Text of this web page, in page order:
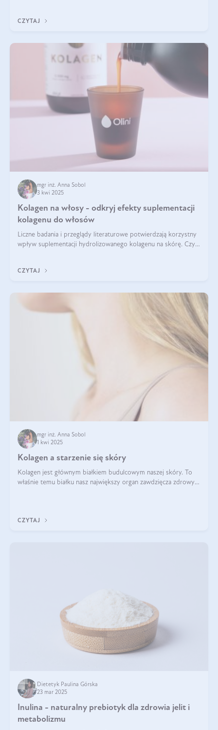
CZYTAJ
mgr inż. Anna Sobol
3 kwi 2025
Kolagen na włosy - odkryj efekty suplementacji
kolagenu do włosów
Liczne badania i przeglądy literaturowe potwierdzają korzystny
wpływ suplementacji hydrolizowanego kolagenu na skórę. Czy
CZYTAJ
mgr inż. Anna Sobol
1 kwi 2025
Kolagen a starzenie się skóry
Kolagen jest głównym białkiem budulcowym naszej skóry. To
właśnie temu białku nasz największy organ zawdzięcza zdrowy
CZYTAJ
Dietetyk Paulina Górska
23 mar 2025
Inulina - naturalny prebiotyk dla zdrowia jelit i
metabolizmu